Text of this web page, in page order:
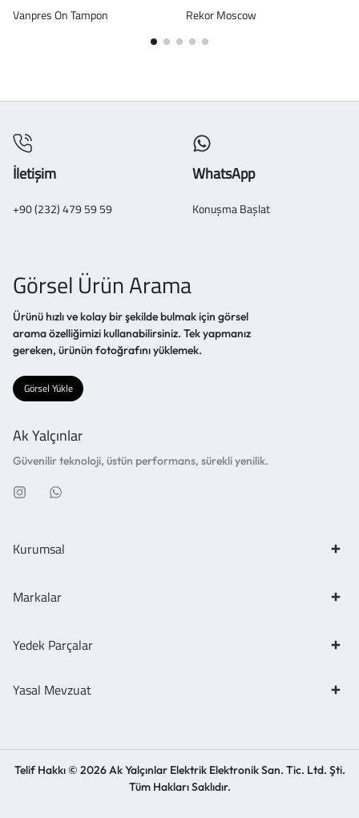
Vanpres On Tampon
Rekor Moscow
İletişim
+90 (232) 479 59 59
WhatsApp
Konuşma Başlat
Görsel Ürün Arama
Ürünü hızlı ve kolay bir şekilde bulmak için görsel
arama özelliğimizi kullanabilirsiniz. Tek yapmanız
gereken, ürünün fotoğrafını yüklemek.
Görsel Yükle
Ak Yalçınlar
Güvenilir teknoloji, üstün performans, sürekli yenilik.
Kurumsal
Markalar
Yedek Parçalar
Yasal Mevzuat
Telif Hakkı © 2026 Ak Yalçınlar Elektrik Elektronik San. Tic. Ltd. Şti.
Tüm Hakları Saklıdır.